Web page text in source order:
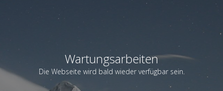
Wartungsarbeiten
Die Webseite wird bald wieder verfügbar sein.